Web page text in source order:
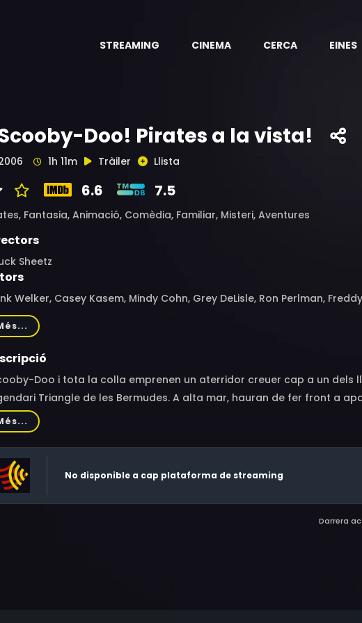
STREAMING CINEMA CERCA EINES
Doo! Pirates a la vista!
1h 11m Tràiler Llista
6.6 7.5
Fantasia, Animació, Comèdia, Familiar, Misteri, Aventures
Sheetz
Welker, Casey Kasem, Mindy Cohn, Grey DeLisle, Ron Perlman,
Kathy Najimy, Arsenio Hall, Dan Castellaneta
Doo i tota la colla emprenen un aterridor creuer cap a un dels
Triangle de les Bermudes. A alta mar, hauran de fer front a
fantasmes que els encanta enfonsar creuers a canonades. Però
els pirates segresten els pares d'en Fred. Si l'Scooby-Doo, en
misteri marítim, els llançaran al mar i es convertiran en les
navegants: pirates a la vista!
No disponible a cap plataforma de streaming
Darrera